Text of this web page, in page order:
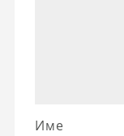
Име